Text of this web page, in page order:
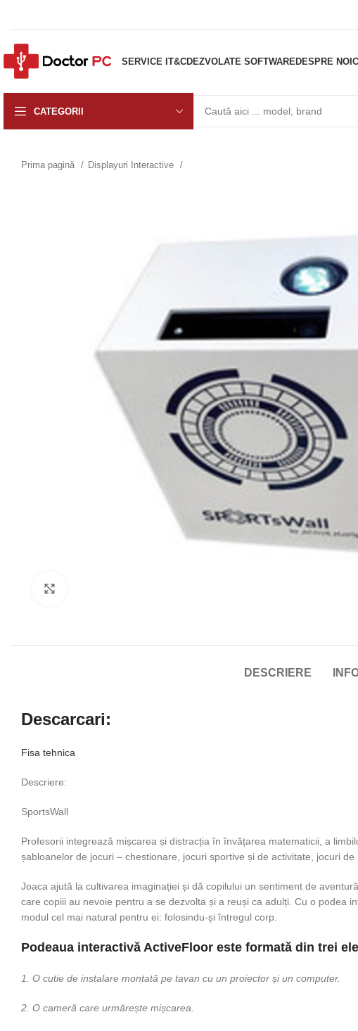
SERVICE IT&CDEZVOLATE SOFTWAREDESPRE NOI
CATEGORII
Prima pagină Displayuri Interactive
DESCRIERE
Descarcari:
Fisa tehnica
Descriere:
SportsWall
Profesorii integrează mișcarea și distracția în învățarea matematicii, a
șabloanelor de jocuri – chestionare, jocuri sportive și de activitate, jocuri
Joaca ajută la cultivarea imaginației și dă copilului un sentiment de
care copiii au nevoie pentru a se dezvolta și a reuși ca adulți. Cu o podea
modul cel mai natural pentru ei: folosindu-și întregul corp.
Podeaua interactivă ActiveFloor este formată din trei
1. O cutie de instalare montată pe tavan cu un proiector și un computer.
2. O cameră care urmărește mișcarea.